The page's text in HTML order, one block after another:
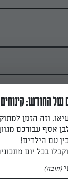
אופים כ-10 דקות על חום
של החודש:
וזה הזמן
אסף עבורכם
עם הילדים!
בכל יום
(חובה)